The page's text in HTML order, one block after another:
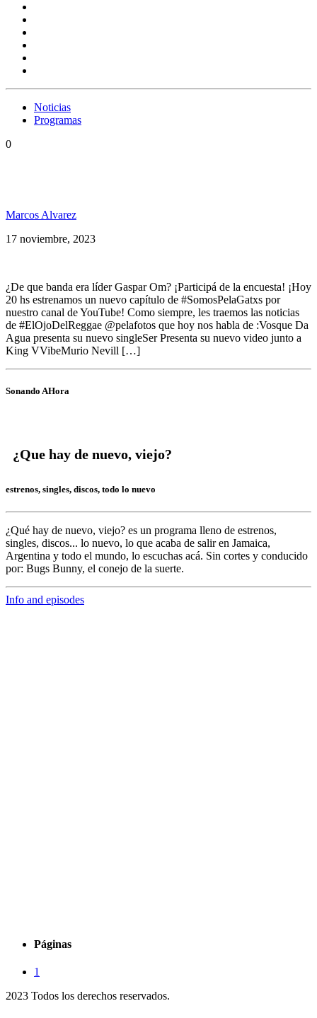
Noticias
Programas
0
Marcos Alvarez
17 noviembre, 2023
¿De que banda era líder Gaspar Om? ¡Participá de la encuesta! ¡Hoy
20 hs estrenamos un nuevo capítulo de #SomosPelaGatxs por
nuestro canal de YouTube! Como siempre, les traemos las noticias
de #ElOjoDelReggae @pelafotos que hoy nos habla de :Vosque Da
Agua presenta su nuevo singleSer Presenta su nuevo video junto a
King VVibeMurio Nevill […]
Sonando AHora
¿Que hay de nuevo, viejo?
estrenos, singles, discos, todo lo nuevo
¿Qué hay de nuevo, viejo? es un programa lleno de estrenos,
singles, discos... lo nuevo, lo que acaba de salir en Jamaica,
Argentina y todo el mundo, lo escuchas acá. Sin cortes y conducido
por: Bugs Bunny, el conejo de la suerte.
Info and episodes
Páginas
1
2023 Todos los derechos reservados.